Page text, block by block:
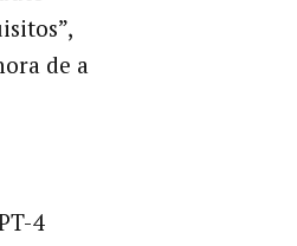
de a
4